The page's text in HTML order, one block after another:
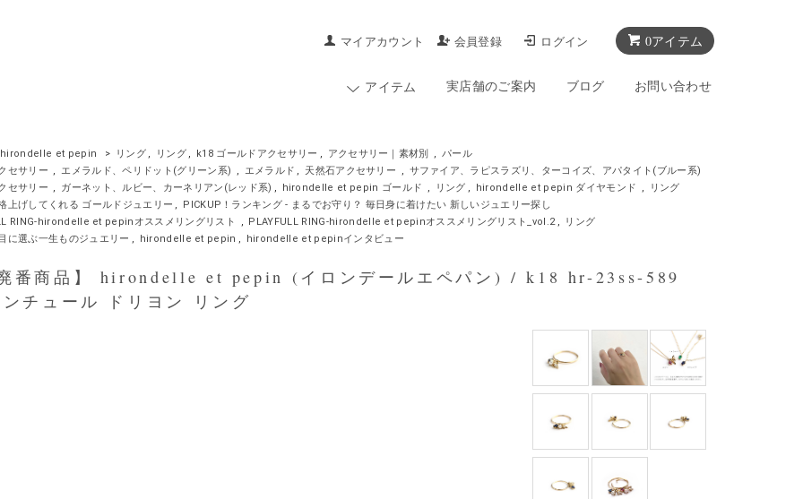
0アイテム
マイアカウント 会員登録 ログイン
アイテム 実店舗のご案内 ブログ お問い合わせ
hirondelle et pepin > リング , リング , k18 ゴールドアクセサリー , アクセサリー｜素材別 , パール
セサリー , エメラルド、ペリドット(グリーン系) , エメラルド , 天然石アクセサリー , サファイア、ラピスラズリ、ターコイズ、アパタイト(ブルー系)
セサリー , ガーネット、ルビー、カーネリアン(レッド系) , hirondelle et pepin ゴールド , リング , hirondelle et pepin ダイヤモンド ,
リング
上げしてくれる ゴールドジュエリー ,
PICKUP！ランキング - まるでお守り？ 毎日身に着けたい 新しいジュエリー探し
RING-hirondelle et pepinオススメリングリスト
, PLAYFULL RING-hirondelle et pepinオススメリングリスト_vol.2 ,
リング
に選ぶ一生ものジュエリー , hirondelle et pepin , hirondelle et pepinインタビュー
商品】 hirondelle et pepin (イロンデールエペパン) / k18 hr-23ss-589
チュール ドリヨン リング